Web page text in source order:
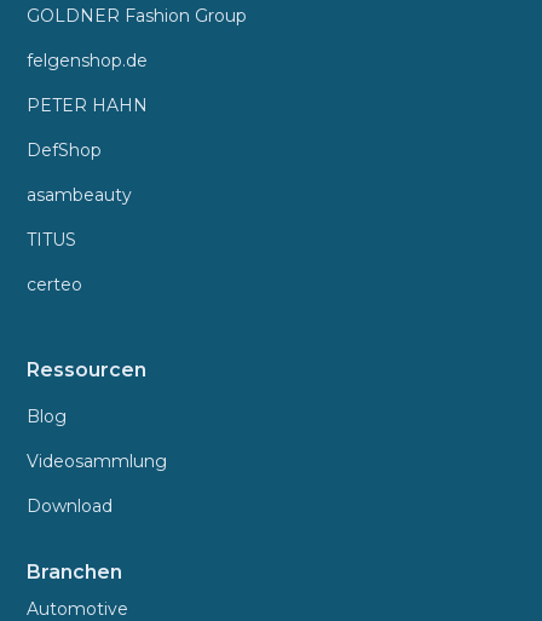
GOLDNER Fashion Group
felgenshop.de
PETER HAHN
DefShop
asambeauty
TITUS
certeo
Ressourcen
Blog
Videosammlung
Download
Branchen
Automotive